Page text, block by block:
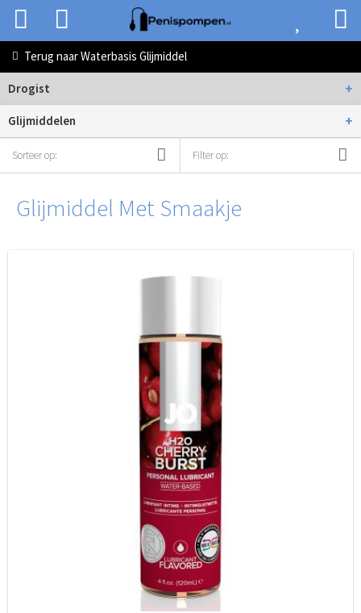
Terug naarWaterbasis Glijmiddel
Drogist +
Glijmiddelen +
Sorteer op: Filter op:
Glijmiddel Met Smaakje